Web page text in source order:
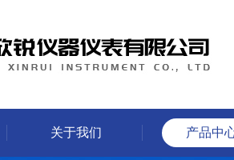
关于我们 产品中